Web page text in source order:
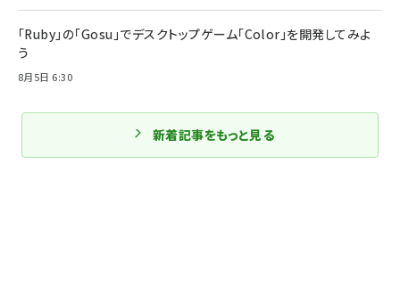
「Ruby」の「Gosu」でデスクトップゲーム「Color」を開発してみよ
う
8月5日 6:30
新着記事をもっと見る